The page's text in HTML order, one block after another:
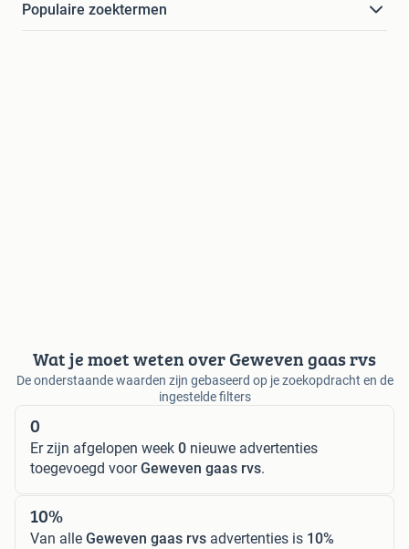
Populaire zoektermen
Wat je moet weten over Geweven gaas rvs
De onderstaande waarden zijn gebaseerd op je zoekopdracht en de
ingestelde filters
0
Er zijn afgelopen week 0 nieuwe advertenties
toegevoegd voorGeweven gaas rvs.
10%
Van alle Geweven gaas rvs advertenties is 10%